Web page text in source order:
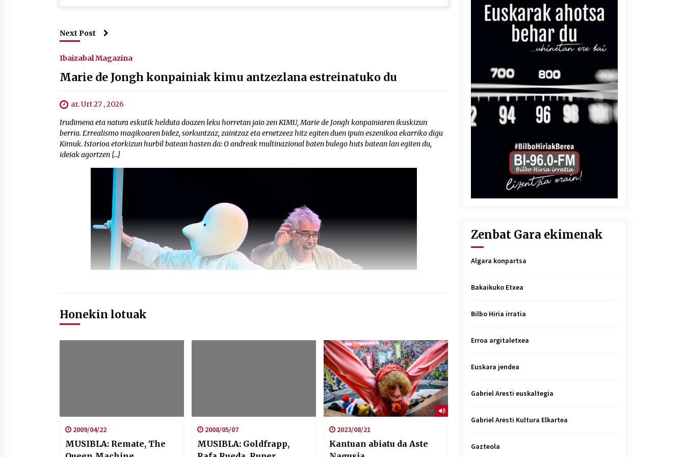
Next Post
Ibaizabal Magazina
Marie de Jongh konpainiak kimu antzezlana estreinatuko du
ar. Urt 27 , 2026
Irudimena eta natura eskutik helduta doazen leku horretan jaio zen KIMU, Marie de Jongh konpainiaren ikuskizun
berria. Errealismo magikoaren bidez, sorkuntzaz, zaintzaz eta ernetzeez hitz egiten duen ipuin eszenikoa ekarriko digu
Kimuk. Istorioa etorkizun hurbil batean hasten da: O andreak multinazional baten bulego huts batean lan egiten du,
ideiak agortzen […]
Honekin lotuak
2009/04/22
MUSIBLA: Remate, The
2008/05/07
MUSIBLA: Goldfrapp,
2023/08/21
Kantuan abiatu da Aste
Zenbat Gara ekimenak
Algara konpartsa
Bakaikuko Etxea
Bilbo Hiria irratia
Erroa argitaletxea
Euskara jendea
Gabriel Aresti euskaltegia
Gabriel Aresti Kultura Elkartea
Gazteola